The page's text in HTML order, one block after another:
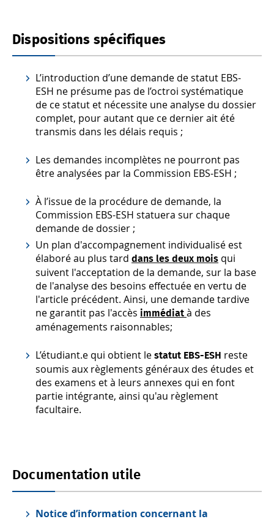
Dispositions spécifiques
L’introduction d’une demande de statut EBS-
ESH ne présume pas de l’octroi systématique
de ce statut et nécessite une analyse du dossier
complet, pour autant que ce dernier ait été
transmis dans les délais requis ;
Les demandes incomplètes ne pourront pas
être analysées par la Commission EBS-ESH ;
À l’issue de la procédure de demande, la
Commission EBS-ESH statuera sur chaque
demande de dossier ;
Un plan d'accompagnement individualisé est
élaboré au plus tard dans les deux mois qui
suivent l'acceptation de la demande, sur la base
de l'analyse des besoins effectuée en vertu de
l'article précédent. Ainsi, une demande tardive
ne garantit pas l'accès immédiat à des
aménagements raisonnables;
L’étudiant.e qui obtient le statut EBS-ESH reste
soumis aux règlements généraux des études et
des examens et à leurs annexes qui en font
partie intégrante, ainsi qu'au règlement
facultaire.
Documentation utile
Notice d’information concernant la